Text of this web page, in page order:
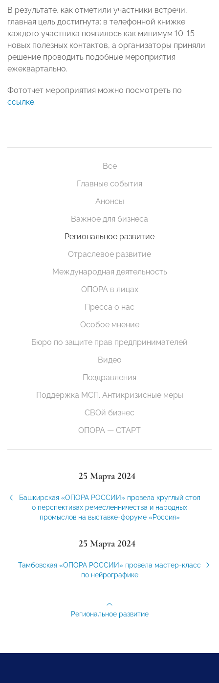
В результате, как отметили участники встречи,
главная цель достигнута: в телефонной книжке
каждого участника появилось как минимум 10-15
новых полезных контактов, а организаторы приняли
решение проводить подобные мероприятия
ежеквартально.
Фототчет мероприятия можно посмотреть по
ссылке.
Все
Главные события
Анонсы
Важное для бизнеса
Региональное развитие
Отраслевое развитие
Международная деятельность
ОПОРА в лицах
Пресса о нас
Особое мнение
Бюро по защите прав предпринимателей
Видео
Поздравления
Поддержка МСП. Антикризисные меры
СВОй бизнес
ОПОРА — СТАРТ
25 Марта 2024
Башкирская «ОПОРА РОССИИ» провела круглый стол
о перспективах ремесленничества и народных
промыслов на выставке-форуме «Россия»
25 Марта 2024
Тамбовская «ОПОРА РОССИИ» провела мастер-класс
по нейрографике
Региональное развитие